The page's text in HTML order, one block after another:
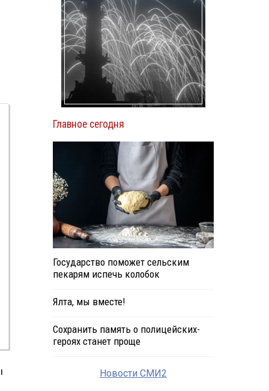
Главное сегодня
Государство поможет сельским
пекарям испечь колобок
Ялта, мы вместе!
Сохранить память о полицейских-
героях станет проще
Новости СМИ2